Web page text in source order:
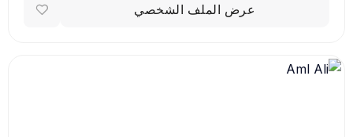
عرض الملف الشخصي